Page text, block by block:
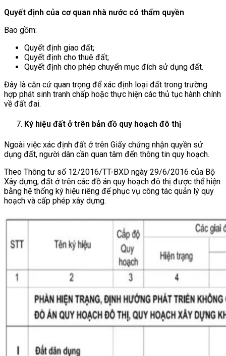
Quyết định của cơ quan nhà nước có thẩm quyền
Bao gồm:
Quyết định giao đất;
Quyết định cho thuê đất;
Quyết định cho phép chuyển mục đích sử dụng đất.
Đây là căn cứ quan trọng để xác định loại đất trong trường
hợp phát sinh tranh chấp hoặc thực hiện các thủ tục hành chính
về đất đai.
Ký hiệu đất ở trên bản đồ quy hoạch đô thị
Ngoài việc xác định đất ở trên Giấy chứng nhận quyền sử
dụng đất, người dân cần quan tâm đến thông tin quy hoạch.
Theo Thông tư số 12/2016/TT-BXD ngày 29/6/2016 của Bộ
Xây dựng, đất ở trên các đồ án quy hoạch đô thị được thể hiện
bằng hệ thống ký hiệu riêng để phục vụ công tác quản lý quy
hoạch và cấp phép xây dựng.